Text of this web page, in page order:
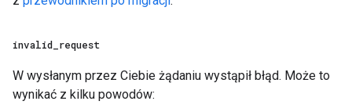
invalid request
W wysłanym przez Ciebie żądaniu wystąpił błąd. Może to
wynikać z kilku powodów: